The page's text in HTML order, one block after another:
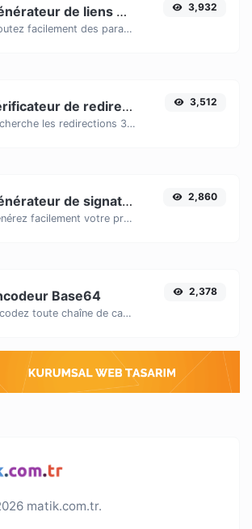
Générateur de liens UTM
Ajoutez facilement des paramètres UTM valides et générez un lien traçable UTM.
3,932
vérificateur de redirection d'URL
Recherche les redirections 301 et 302 d'une URL spécifique. La recherche portera sur un maximum de 10 redirections.
3,512
Générateur de signature
Générez facilement votre propre signature personnalisée et téléchargez-la en toute simplicité.
2,860
Base64
Encodez toute chaîne de caractères saisie en Base64.
2,378
matik.com.tr.